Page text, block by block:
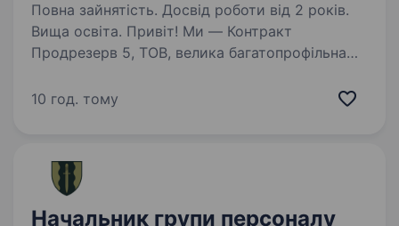
Повна зайнятість. Досвід роботи від 2 років.
Вища освіта. Привіт! Ми — Контракт
Продрезерв 5, ТОВ, велика багатопрофільна
сферах: мережа їдалень і ресторанів, власне
10 год. тому
Начальник групи персоналу